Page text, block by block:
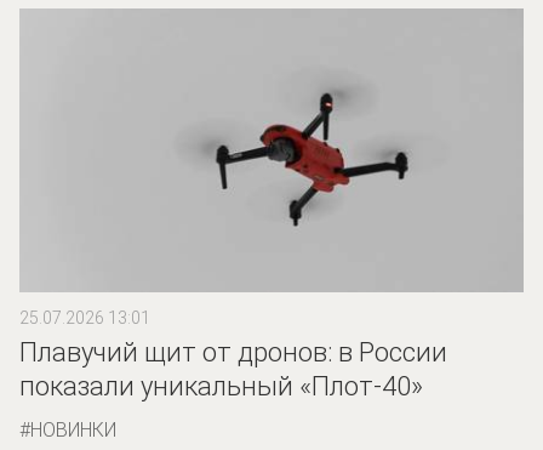
25.07.2026 13:01
Плавучий щит от дронов: в России
показали уникальный «Плот-40»
НОВИНКИ